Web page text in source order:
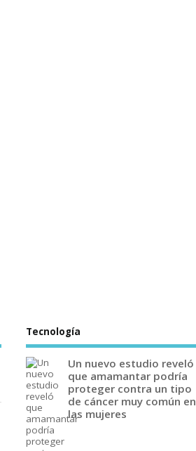
Tecnología
Un nuevo estudio reveló
que amamantar podría
proteger contra un tipo
de cáncer muy común en
las mujeres